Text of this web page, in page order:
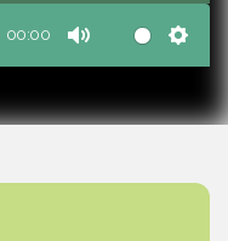
00:00
Mute